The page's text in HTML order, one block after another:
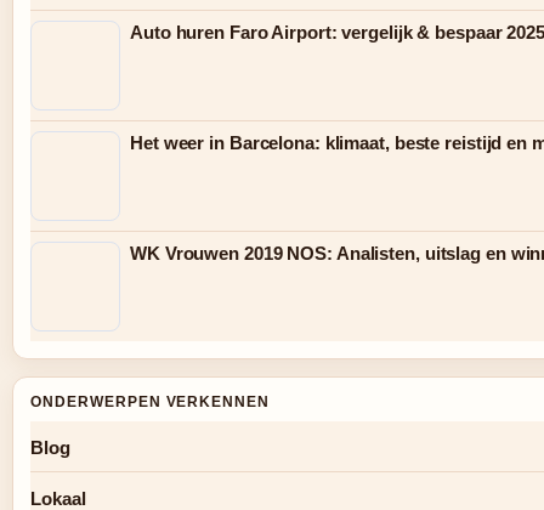
Auto huren Faro Airport: vergelijk & bespaar
Het weer in Barcelona: klimaat, beste reistijd en
WK Vrouwen 2019 NOS: Analisten, uitslag en
ONDERWERPEN VERKENNEN
Blog
Lokaal